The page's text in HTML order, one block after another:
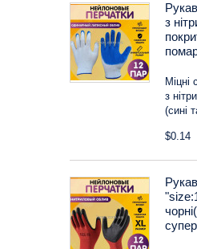
з
Міцні
з
(сині
$0.14